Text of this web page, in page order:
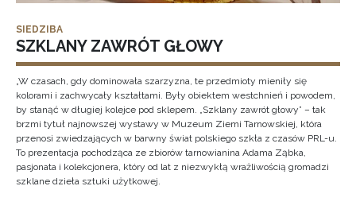
SIEDZIBA
SZKLANY ZAWRÓT GŁOWY
„W czasach, gdy dominowała szarzyzna, te przedmioty mieniły się
kolorami i zachwycały kształtami. Były obiektem westchnień i powodem,
by stanąć w długiej kolejce pod sklepem. „Szklany zawrót głowy” – tak
brzmi tytuł najnowszej wystawy w Muzeum Ziemi Tarnowskiej, która
przenosi zwiedzających w barwny świat polskiego szkła z czasów PRL-u.
To prezentacja pochodząca ze zbiorów tarnowianina Adama Ząbka,
pasjonata i kolekcjonera, który od lat z niezwykłą wrażliwością gromadzi
szklane dzieła sztuki użytkowej.